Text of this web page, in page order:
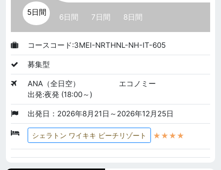
5日間
6日間 7日間 8日間
コースコード:3MEI-NRTHNL-NH-IT-605
募集型
ANA（全日空）
エコノミー
出発:夜発 (18:00～)
出発日：2026年8月21日～2026年12月25日
シェラトン ワイキキ ビーチリゾート ★★★★